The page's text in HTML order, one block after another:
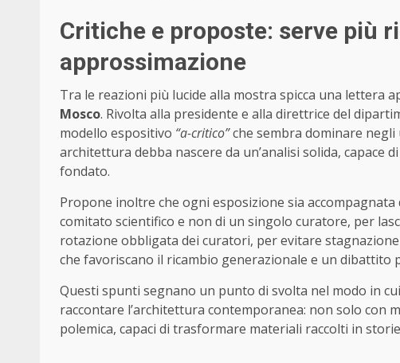
Critiche e proposte: serve più
approssimazione
Tra le reazioni più lucide alla mostra spicca una lettera
Mosco. Rivolta alla presidente e alla direttrice del
modello espositivo “a-critico”che sembra dominare
architettura debba nascere da un’analisi solida, capace
fondato.
Propone inoltre che ogni esposizione sia
comitato scientifico e non di un singolo curatore, per
rotazione obbligata dei curatori, per evitare
che favoriscano il ricambio generazionale e un dibattito
Questi spunti segnano un punto di svolta nel modo in
raccontare l’architettura contemporanea: non solo con
polemica, capaci di trasformare materiali raccolti in